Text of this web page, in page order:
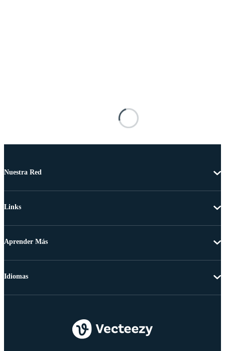
Nuestra Red
Links
Aprender Más
Idiomas